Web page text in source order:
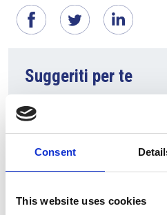
Consent
This website uses cookies
Suggeriti per te